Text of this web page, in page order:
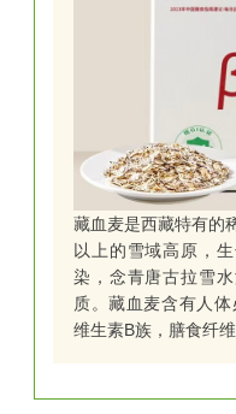
藏血麦是西藏特有的
以上的雪域高原，
染，念青唐古拉雪
质。藏血麦含有人体
维生素B族，膳食纤维